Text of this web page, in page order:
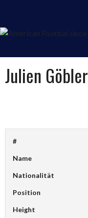
Inhalt
Julien Göbler
#
Name
Nationalität
Position
Height